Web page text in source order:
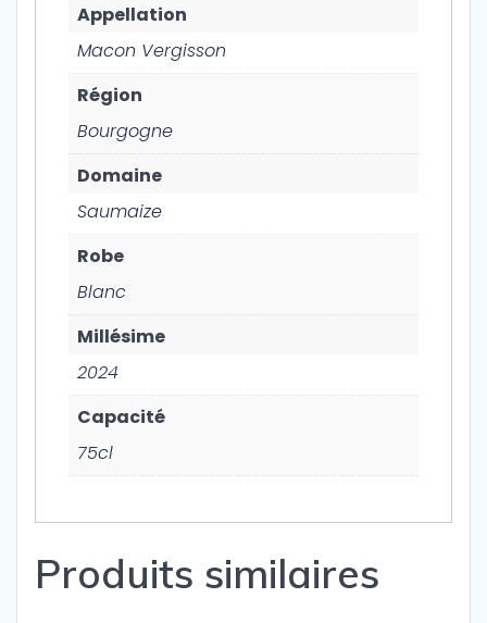
Appellation
Macon Vergisson
Région
Bourgogne
Domaine
Saumaize
Robe
Blanc
Millésime
2024
Capacité
75cl
Produits similaires